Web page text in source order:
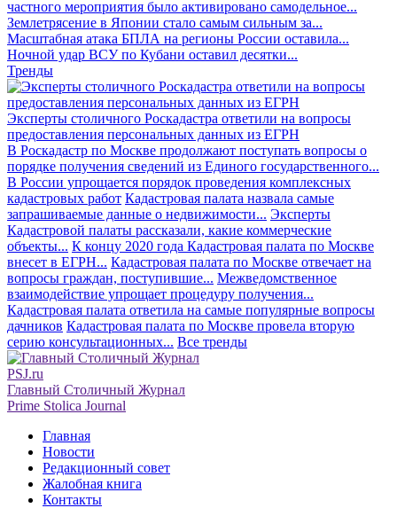
частного мероприятия было активировано самодельное...
Землетрясение в Японии стало самым сильным за...
Масштабная атака БПЛА на регионы России оставила...
Ночной удар ВСУ по Кубани оставил десятки...
Тренды
Эксперты столичного Роскадастра ответили на вопросы
предоставления персональных данных из ЕГРН
В Роскадастр по Москве продолжают поступать вопросы о
порядке получения сведений из Единого государственного...
В России упрощается порядок проведения комплексных
кадастровых работ Кадастровая палата назвала самые
запрашиваемые данные о недвижимости... Эксперты
Кадастровой палаты рассказали, какие коммерческие
объекты... К концу 2020 года Кадастровая палата по Москве
внесет в ЕГРН... Кадастровая палата по Москве отвечает на
вопросы граждан, поступившие... Межведомственное
взаимодействие упрощает процедуру получения...
Кадастровая палата ответила на самые популярные вопросы
дачников Кадастровая палата по Москве провела вторую
серию консультационных... Все тренды
PSJ.ru
Главный Столичный Журнал
Prime Stolica Journal
Главная
Новости
Редакционный совет
Жалобная книга
Контакты